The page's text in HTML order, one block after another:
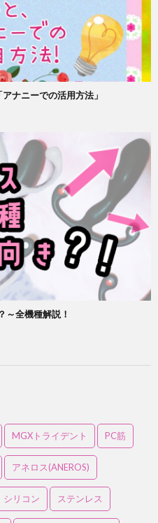
ナニーでの活用方法」
～全機種解説！
MGXトライデント PC筋
アネロス(ANEROS)
シリコン ステンレス